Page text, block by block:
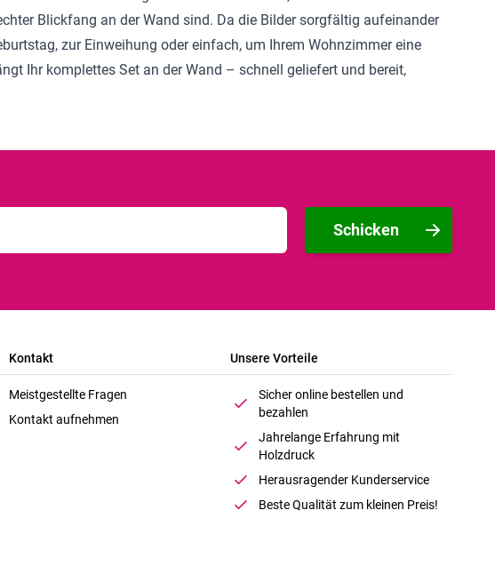
Blickfang an der Wand sind. Da die Bilder sorgfältig aufeinander
zur Einweihung oder einfach, um Ihrem Wohnzimmer eine
Ihr komplettes Set an der Wand – schnell geliefert und bereit,
Schicken
Kontakt
Meistgestellte Fragen
Kontakt aufnehmen
Unsere Vorteile
Sicher online bestellen und
bezahlen
Jahrelange Erfahrung mit
Holzdruck
Herausragender Kunderservice
Beste Qualität zum kleinen Preis!